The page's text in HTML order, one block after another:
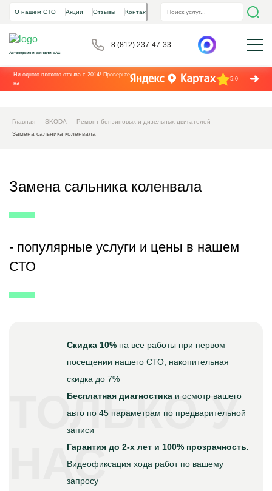
О нашем СТО Акции Отзывы Контакты
Автосервис и запчасти VAG
8 (812) 237-47-33
Ни одного плохого отзыва с 2014! Проверьте
на
5.0
Главная SKODA
Ремонт бензиновых и дизельных двигателей
Замена сальника коленвала
Замена сальника коленвала
- популярные услуги и цены в нашем
СТО
Скидка 10% на все работы при первом
посещении нашего СТО, накопительная
скидка до 7%
Бесплатная диагностика и осмотр вашего
авто по 45 параметрам по предварительной
записи
Гарантия до 2-х лет и 100% прозрачность.
Видеофиксация хода работ по вашему
запросу
ТОЛЬКО У
НАС